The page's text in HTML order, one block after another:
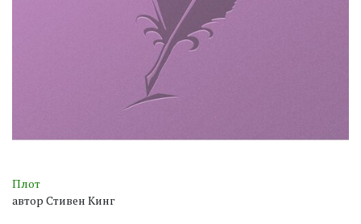
Плот
автор Стивен Кинг